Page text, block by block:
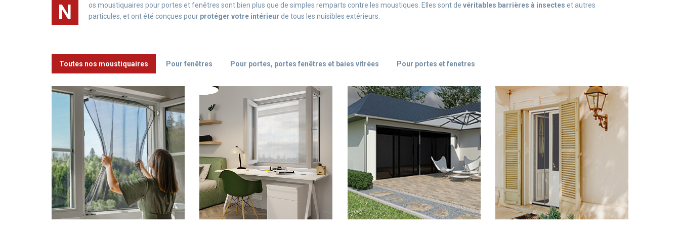
N os moustiquaires pour portes et fenêtres sont bien plus que de simples remparts contre les moustiques. Elles sont de véritables barrières à insectes et autres
particules, et ont été conçues pour protéger votre intérieur de tous les nuisibles extérieurs.
Toutes nos moustiquaires Pour fenêtres Pour portes, portes fenêtres et baies vitrées Pour portes et fenetres